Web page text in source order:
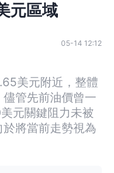
元區域
05-14 12:12
美元附近，整體
管先前油價曾一
元關鍵阻力未被
將當前走勢視為